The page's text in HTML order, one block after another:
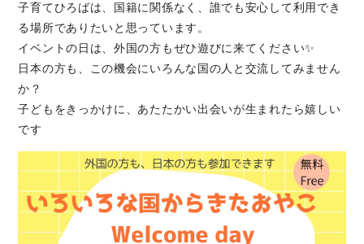
子育てひろばは、国籍に関係なく、誰でも安心して利用でき
る場所でありたいと思っています。
イベントの日は、外国の方もぜひ遊びに来てください✨
日本の方も、この機会にいろんな国の人と交流してみません
か？
子どもをきっかけに、あたたかい出会いが生まれたら嬉しい
です